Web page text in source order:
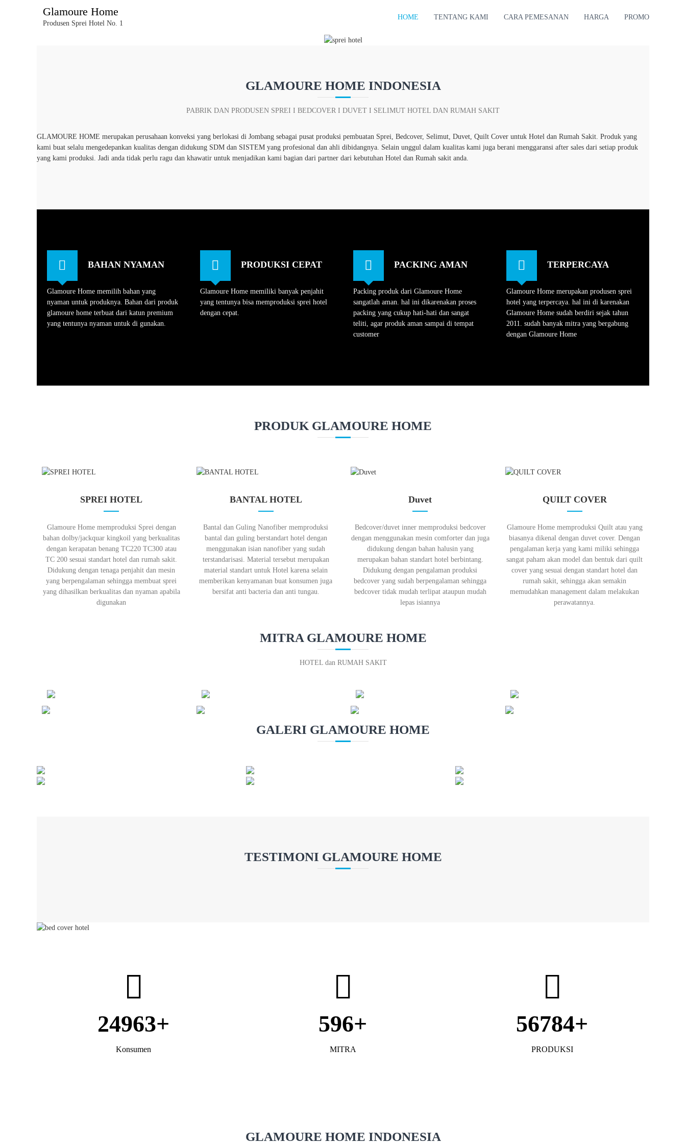
Glamoure Home
Produsen Sprei Hotel No. 1
HOME TENTANG KAMI CARA PEMESANAN HARGA PROMO
GLAMOURE HOME INDONESIA
GLAMOURE HOME INDONESIA
PABRIK DAN PRODUSEN SPREI I BEDCOVER I DUVET I SELIMUT HOTEL DAN RUMAH SAKIT
GLAMOURE HOME merupakan perusahaan konveksi yang berlokasi di Jombang sebagai pusat produksi pembuatan Sprei, Bedcover, Selimut, Duvet, Quilt Cover untuk Hotel dan Rumah Sakit. Produk yang
kami buat selalu mengedepankan kualitas dengan didukung SDM dan SISTEM yang profesional dan ahli dibidangnya. Selain unggul dalam kualitas kami juga berani menggaransi after sales dari setiap produk
yang kami produksi. Jadi anda tidak perlu ragu dan khawatir untuk menjadikan kami bagian dari partner dari kebutuhan Hotel dan Rumah sakit anda.
BAHAN NYAMAN
Glamoure Home memilih bahan yang
nyaman untuk produknya. Bahan dari produk
glamoure home terbuat dari katun premium
yang tentunya nyaman untuk di gunakan.
PRODUKSI CEPAT
Glamoure Home memiliki banyak penjahit
yang tentunya bisa memproduksi sprei hotel
dengan cepat.
PACKING AMAN
Packing produk dari Glamoure Home
sangatlah aman. hal ini dikarenakan proses
packing yang cukup hati-hati dan sangat
teliti, agar produk aman sampai di tempat
customer
TERPERCAYA
Glamoure Home merupakan produsen sprei
hotel yang terpercaya. hal ini di karenakan
Glamoure Home sudah berdiri sejak tahun
2011. sudah banyak mitra yang bergabung
dengan Glamoure Home
PRODUK GLAMOURE HOME
SPREI HOTEL
Glamoure Home memproduksi Sprei dengan
bahan dolby/jackquar kingkoil yang berkualitas
dengan kerapatan benang TC220 TC300 atau
TC 200 sesuai standart hotel dan rumah sakit.
Didukung dengan tenaga penjahit dan mesin
yang berpengalaman sehingga membuat sprei
yang dihasilkan berkualitas dan nyaman apabila
digunakan
BANTAL HOTEL
Bantal dan Guling Nanofiber memproduksi
bantal dan guling berstandart hotel dengan
menggunakan isian nanofiber yang sudah
terstandarisasi. Material tersebut merupakan
material standart untuk Hotel karena selain
memberikan kenyamanan buat konsumen juga
bersifat anti bacteria dan anti tungau.
Duvet
Bedcover/duvet inner memproduksi bedcover
dengan menggunakan mesin comforter dan juga
didukung dengan bahan halusin yang
merupakan bahan standart hotel berbintang.
Didukung dengan pengalaman produksi
bedcover yang sudah berpengalaman sehingga
bedcover tidak mudah terlipat ataupun mudah
lepas isiannya
QUILT COVER
Glamoure Home memproduksi Quilt atau yang
biasanya dikenal dengan duvet cover. Dengan
pengalaman kerja yang kami miliki sehingga
sangat paham akan model dan bentuk dari quilt
cover yang sesuai dengan standart hotel dan
rumah sakit, sehingga akan semakin
memudahkan management dalam melakukan
perawatannya.
MITRA GLAMOURE HOME
HOTEL dan RUMAH SAKIT
GALERI GLAMOURE HOME
TESTIMONI GLAMOURE HOME
24963
Konsumen
596
MITRA
56784
PRODUKSI
GLAMOURE HOME INDONESIA